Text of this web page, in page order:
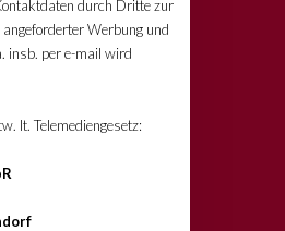
durch Dritte zur
Werbung und
insb. per e-mail wird
lt. Telemediengesetz: